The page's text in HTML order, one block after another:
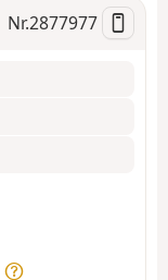
Nr.2877977